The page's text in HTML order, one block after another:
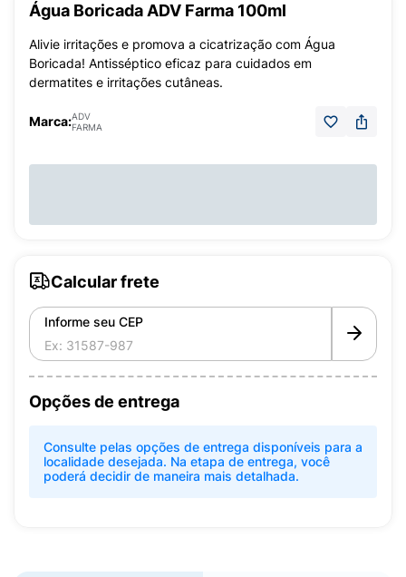
Água Boricada ADV Farma 100ml
Alivie irritações e promova a cicatrização com Água
Boricada! Antisséptico eficaz para cuidados em
dermatites e irritações cutâneas.
Marca:ADV
FARMA
Calcular frete
Informe seu CEP
Opções de entrega
Consulte pelas opções de entrega disponíveis para a
localidade desejada. Na etapa de entrega, você
poderá decidir de maneira mais detalhada.